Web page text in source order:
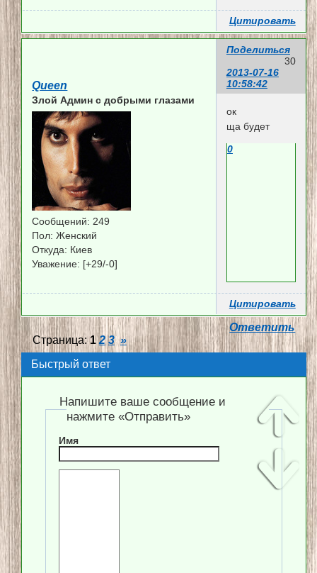
Цитировать
Поделиться
30
2013-07-16
10:58:42
Queen
Злой Админ c добрыми глазами
Сообщений: 249
Пол: Женский
Откуда: Киев
Уважение: [+29/-0]
ок
ща будет
0
Цитировать
Ответить
Страница:1 2 3 »
Быстрый ответ
Напишите ваше сообщение и
нажмите «Отправить»
Имя